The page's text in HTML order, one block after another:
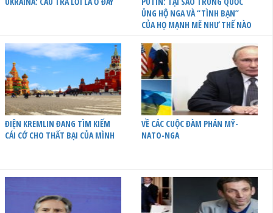
ỦNG HỘ NGA VÀ “TÌNH BẠN”
CỦA HỌ MẠNH MẼ NHƯ THẾ NÀO
ĐIỆN KREMLIN ĐANG TÌM KIẾM
CÁI CỚ CHO THẤT BẠI CỦA MÌNH
VỀ CÁC CUỘC ĐÀM PHÁN MỸ-
NATO-NGA